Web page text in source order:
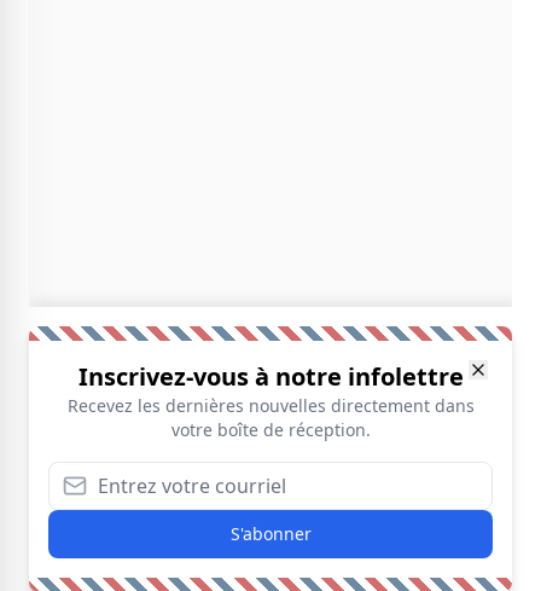
Inscrivez-vous à notre infolettre
Recevez les dernières nouvelles directement dans
votre boîte de réception.
S'abonner